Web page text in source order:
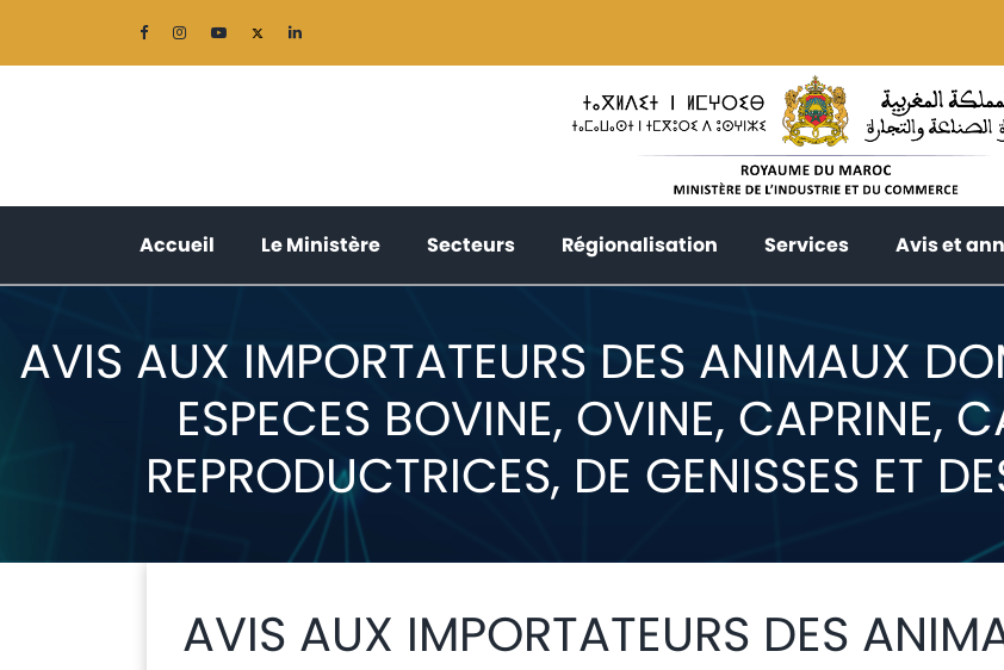
Accueil (current)
Le Ministère(current)Secteurs(current)Régionalisation (current)
Services(current)
Avis et
AVIS AUX IMPORTATEURS DES ANIMAUX
ESPECES BOVINE, OVINE, CAPRINE,
REPRODUCTRICES, DE GENISSES ET
AVIS AUX IMPORTATEURS DES